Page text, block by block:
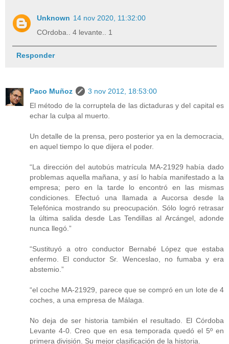
Unknown 14 nov 2020, 11:32:00
COrdoba.. 4 levante.. 1
Responder
Paco Muñoz
3 nov 2012, 18:53:00
El método de la corruptela de las dictaduras y del capital es
echar la culpa al muerto.
Un detalle de la prensa, pero posterior ya en la democracia,
en aquel tiempo lo que dijera el poder.
“La dirección del autobús matrícula MA-21929 había dado
problemas aquella mañana, y así lo había manifestado a la
empresa; pero en la tarde lo encontró en las mismas
condiciones. Efectuó una llamada a Aucorsa desde la
Telefónica mostrando su preocupación. Sólo logró retrasar
la última salida desde Las Tendillas al Arcángel, adonde
nunca llegó.”
“Sustituyó a otro conductor Bernabé López que estaba
enfermo. El conductor Sr. Wenceslao, no fumaba y era
abstemio.”
“el coche MA-21929, parece que se compró en un lote de 4
coches, a una empresa de Málaga.
No deja de ser historia también el resultado. El Córdoba
Levante 4-0. Creo que en esa temporada quedó el 5º en
primera división. Su mejor clasificación de la historia.